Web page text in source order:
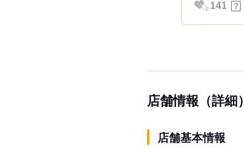
141 ？
店舗情報（詳細）
店舗基本情報